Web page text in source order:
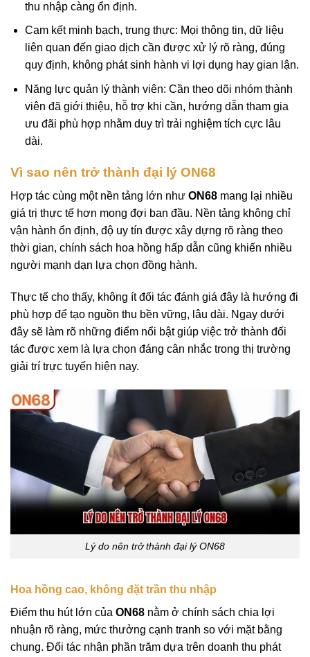
thu nhập càng ổn định.
Cam kết minh bạch, trung thực: Mọi thông tin, dữ liệu
liên quan đến giao dịch cần được xử lý rõ ràng, đúng
quy định, không phát sinh hành vi lợi dụng hay gian lận.
Năng lực quản lý thành viên: Cần theo dõi nhóm thành
viên đã giới thiệu, hỗ trợ khi cần, hướng dẫn tham gia
ưu đãi phù hợp nhằm duy trì trải nghiệm tích cực lâu
dài.
Vì sao nên trở thành đại lý ON68
Hợp tác cùng một nền tảng lớn như ON68 mang lại nhiều
giá trị thực tế hơn mong đợi ban đầu. Nền tảng không chỉ
vận hành ổn định, độ uy tín được xây dựng rõ ràng theo
thời gian, chính sách hoa hồng hấp dẫn cũng khiến nhiều
người mạnh dạn lựa chọn đồng hành.
Thực tế cho thấy, không ít đối tác đánh giá đây là hướng đi
phù hợp để tạo nguồn thu bền vững, lâu dài. Ngay dưới
đây sẽ làm rõ những điểm nổi bật giúp việc trở thành đối
tác được xem là lựa chọn đáng cân nhắc trong thị trường
giải trí trực tuyến hiện nay.
Lý do nên trở thành đại lý ON68
Hoa hồng cao, không đặt trần thu nhập
Điểm thu hút lớn của ON68 nằm ở chính sách chia lợi
nhuận rõ ràng, mức thưởng cạnh tranh so với mặt bằng
chung. Đối tác nhận phần trăm dựa trên doanh thu phát